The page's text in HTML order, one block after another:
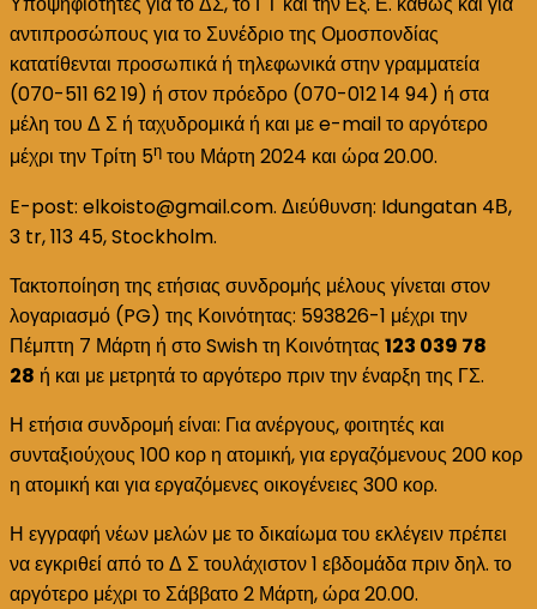
αντιπροσώπους για το Συνέδριο της Ομοσπονδίας
κατατίθενται προσωπικά ή τηλεφωνικά στην γραμματεία
(070-511 62 19) ή στον πρόεδρο (070-012 14 94) ή στα
μέλη του Δ Σ ή ταχυδρομικά ή και με e-mail το αργότερο
μέχρι την Τρίτη 5η του Μάρτη 2024 και ώρα 20.00.
E-post: elkoisto@gmail.com. Διεύθυνση: Idungatan 4Β,
3 tr, 113 45, Stockholm.
Τακτοποίηση της ετήσιας συνδρομής μέλους γίνεται στον
λογαριασμό (PG) της Κοινότητας: 593826-1 μέχρι την
Πέμπτη 7 Μάρτη ή στο Swish τη Κοινότητας 123 039 78
28 ή και με μετρητά το αργότερο πριν την έναρξη της ΓΣ.
Η ετήσια συνδρομή είναι: Για ανέργους, φοιτητές και
συνταξιούχους 100 κορ η ατομική, για εργαζόμενους 200 κορ
η ατομική και για εργαζόμενες οικογένειες 300 κορ.
Η εγγραφή νέων μελών με το δικαίωμα του εκλέγειν πρέπει
να εγκριθεί από το Δ Σ τουλάχιστον 1 εβδομάδα πριν δηλ. το
αργότερο μέχρι το Σάββατο 2 Μάρτη, ώρα 20.00.